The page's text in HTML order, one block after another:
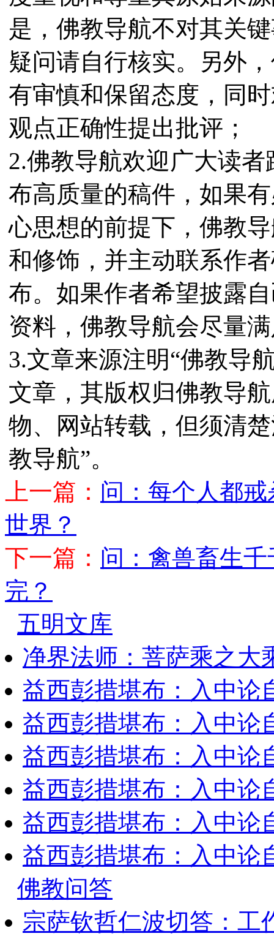
是，佛教导航不对其关
疑问请自行核实。另外
有审慎和保留态度，同
观点正确性提出批评；
2.佛教导航欢迎广大读
布高质量的稿件，如果
心思想的前提下，佛教
和修饰，并主动联系作
布。如果作者希望披露
资料，佛教导航会尽量
3.文章来源注明“佛教导
文章，其版权归佛教导
物、网站转载，但须清
教导航”。
上一篇： 问：每个人都
世界？
下一篇： 问：禽兽畜生
完？
五明文库
净界法师：菩萨乘之大
益西彭措堪布：入中论
益西彭措堪布：入中论
益西彭措堪布：入中论
益西彭措堪布：入中论
益西彭措堪布：入中论
益西彭措堪布：入中论
佛教问答
宗萨钦哲仁波切答：工